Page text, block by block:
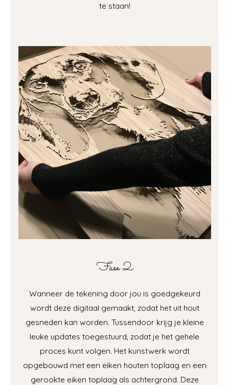
te staan!
Fase 2
Wanneer de tekening door jou is goedgekeurd
wordt deze digitaal gemaakt, zodat het uit hout
gesneden kan worden. Tussendoor krijg je kleine
leuke updates toegestuurd, zodat je het gehele
proces kunt volgen. Het kunstwerk wordt
opgebouwd met een eiken houten toplaag en een
gerookte eiken toplaag als achtergrond. Deze